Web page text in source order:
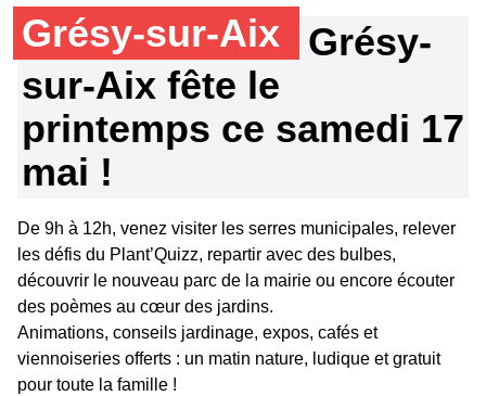
Grésy-sur-Aix
Grésy-
sur-Aix fête le
printemps ce samedi 17
mai !
De 9h à 12h, venez visiter les serres municipales, relever
les défis du Plant’Quizz, repartir avec des bulbes,
découvrir le nouveau parc de la mairie ou encore écouter
des poèmes au cœur des jardins.
Animations, conseils jardinage, expos, cafés et
viennoiseries offerts : un matin nature, ludique et gratuit
pour toute la famille !